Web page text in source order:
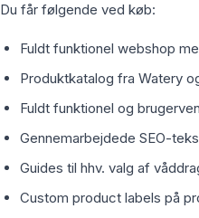
Du får følgende ved køb:
Fuldt funktionel webshop
Produktkatalog fra Watery
Fuldt funktionel og
Gennemarbejdede SEO-
Guides til hhv. valg af
Custom product labels på